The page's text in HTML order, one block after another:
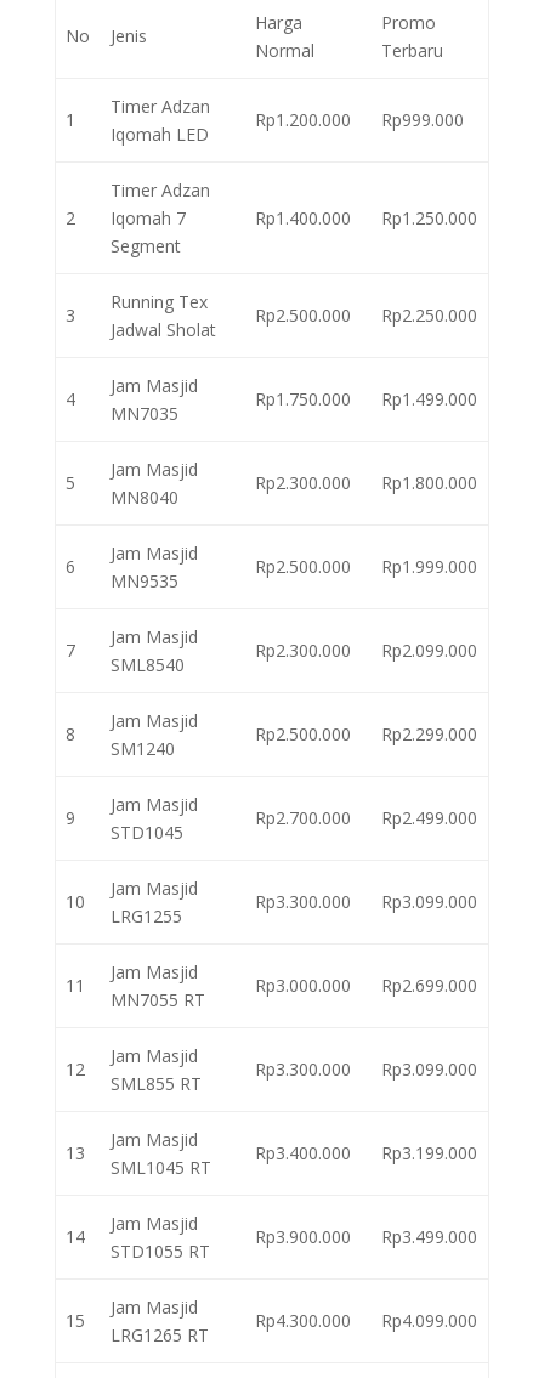
No Jenis
Harga
Normal
Promo
Terbaru
1
Timer Adzan
Iqomah LED
Rp1.200.000 Rp999.000
2
Timer Adzan
Iqomah 7
Segment
Rp1.400.000 Rp1.250.000
3
Running Tex
Jadwal Sholat
Rp2.500.000 Rp2.250.000
4
Jam Masjid
MN7035
Rp1.750.000 Rp1.499.000
5
Jam Masjid
MN8040
Rp2.300.000 Rp1.800.000
6
Jam Masjid
MN9535
Rp2.500.000 Rp1.999.000
7
Jam Masjid
SML8540
Rp2.300.000 Rp2.099.000
8
Jam Masjid
SM1240
Rp2.500.000 Rp2.299.000
9
Jam Masjid
STD1045
Rp2.700.000 Rp2.499.000
10
Jam Masjid
LRG1255
Rp3.300.000 Rp3.099.000
11
Jam Masjid
MN7055 RT
Rp3.000.000 Rp2.699.000
12
Jam Masjid
SML855 RT
Rp3.300.000 Rp3.099.000
13
Jam Masjid
SML1045 RT
Rp3.400.000 Rp3.199.000
14
Jam Masjid
STD1055 RT
Rp3.900.000 Rp3.499.000
15
Jam Masjid
LRG1265 RT
Rp4.300.000 Rp4.099.000